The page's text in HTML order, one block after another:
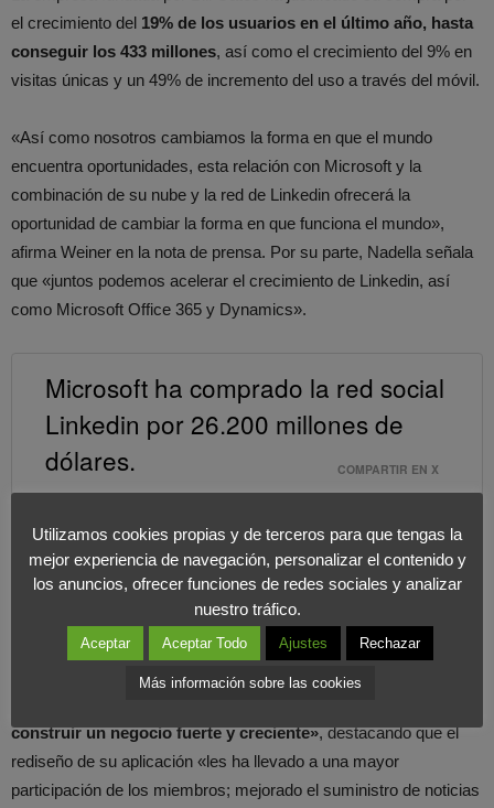
el crecimiento del 19% de los usuarios en el último año, hasta
conseguir los 433 millones, así como el crecimiento del 9% en
visitas únicas y un 49% de incremento del uso a través del móvil.
«Así como nosotros cambiamos la forma en que el mundo
encuentra oportunidades, esta relación con Microsoft y la
combinación de su nube y la red de Linkedin ofrecerá la
oportunidad de cambiar la forma en que funciona el mundo»,
afirma Weiner en la nota de prensa. Por su parte, Nadella señala
que «juntos podemos acelerar el crecimiento de Linkedin, así
como Microsoft Office 365 y Dynamics».
Microsoft ha comprado la red social
Linkedin por 26.200 millones de
dólares.
COMPARTIR EN X
A su vez en términos de precio global, nos encontramos ante la
octava mayor operación de 2016. Es, además, el séptimo mayor
acuerdo de fusión o adquisición en el sector tecnológico de la
historia y el mayor de este ejercicio.
Microsoft ha explicado que compra Linkedin porque es
construir un negocio fuerte y creciente», destacando que el
rediseño de su aplicación «les ha llevado a una mayor
participación de los miembros; mejorado el suministro de noticias
Utilizamos cookies propias y de terceros para que tengas la
mejor experiencia de navegación, personalizar el contenido y
los anuncios, ofrecer funciones de redes sociales y analizar
nuestro tráfico.
Aceptar Aceptar Todo Ajustes Rechazar
Más información sobre las cookies